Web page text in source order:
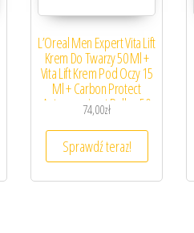
L’Oreal Men Expert Vita Lift
Krem Do Twarzy 50 Ml +
Vita Lift Krem Pod Oczy 15
Ml + Carbon Protect
Antyperspirant Rollon 50
Ml
74,00zł
Sprawdź teraz!